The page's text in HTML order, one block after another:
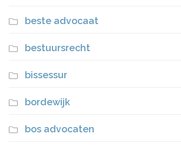
beste advocaat
bestuursrecht
bissessur
bordewijk
bos advocaten